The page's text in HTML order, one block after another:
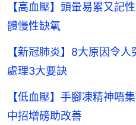
【高血壓】頭暈易累又
體慢性缺氧
【新冠肺炎】8大原因令
處理3大要訣
【低血壓】手腳凍精神
中招增磅助改善